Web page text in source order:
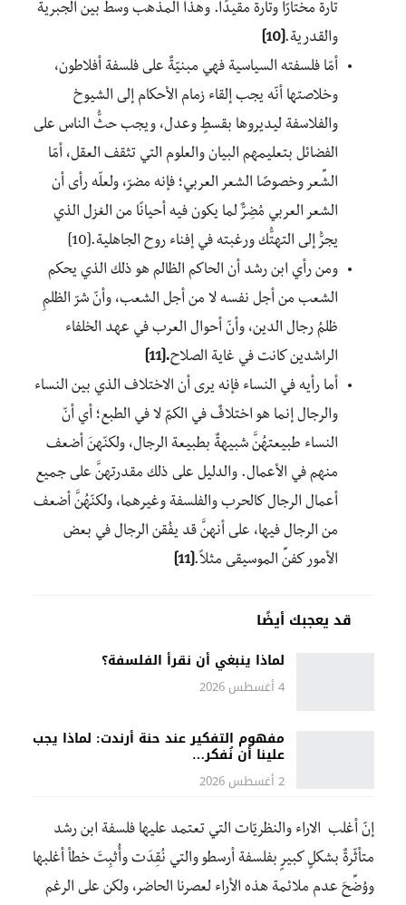
تارة مختارًا وتارة مقيدًا. وهذا المذهب وسطٌ بين الجبرية
والقدرية.[10]
أمّا فلسفته السياسية فهي مبنيّةٌ على فلسفة أفلاطون،
وخلاصتها أنّه يجب إلقاء زمام الأحكام إلى الشيوخ
والفلاسفة ليديروها بقسطٍ وعدل، ويجب حثُّ الناس على
الفضائل بتعليمهم البيان والعلوم التي تثقف العقل، أمّا
الشِّعر وخصوصًا الشعر العربي؛ فإنه مضرّ، ولعلّه رأى أن
الشعر العربي مُضِرٌّ لما يكون فيه أحيانًا من الغزل الذي
يجرُّ إلى التهتُّك ورغبته في إفناء روح الجاهلية.[10]
ومن رأي ابن رشد أن الحاكم الظالم هو ذلك الذي يحكم
الشعب من أجل نفسه لا من أجل الشعب، وأنّ شرّ الظلمِ
ظلمُ رجال الدين، وأنّ أحوال العرب في عهد الخلفاء
الراشدين كانت في غاية الصلاح.[11]
أما رأيه في النساء فإنه يرى أن الاختلاف الذي بين النساء
والرجال إنما هو اختلافٌ في الكمّ لا في الطبع؛ أي أنّ
النساء طبيعتهُنَّ شبيهةٌ بطبيعة الرجال، ولكنّهنَ أضعف
منهم في الأعمال. والدليل على ذلك مقدرتهنَّ على جميع
أعمال الرجال كالحرب والفلسفة وغيرهما، ولكنّهُنَّ أضعف
من الرجال فيها، على أنهنَّ قد يفُقن الرجال في بعض
الأمور كفنِّ الموسيقى مثلاً.[11]
قد يعجبك أيضًا
لماذا ينبغي أن نقرأ الفلسفة؟
4 أغسطس 2026
مفهوم التفكير عند حنة أرندت: لماذا يجب
علينا أن نُفكر…
2 أغسطس 2026
إنّ أغلب الاراء والنظريّات التي تعتمد عليها فلسفة ابن رشد
متأثّرةٌ بشكلٍ كبيرٍ بفلسفة أرسطو والتي نُقِدَت وأُثبِتَ خطأ أغلبها
ووُضِّحَ عدم ملائمة هذه الأراء لعصرنا الحاضر، ولكن على الرغم